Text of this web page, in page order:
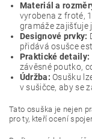
Materiál a
vyrobena z froté,
gramáže zajišťuje
Designové prvky:
přidává osušce
Praktické detaily:
závěsné poutko,
Údržba: Osušku
v sušičce, aby se
Tato osuška je nejen
pro ty, kteří ocení